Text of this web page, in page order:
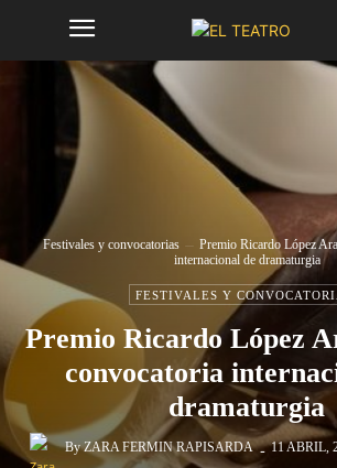
Festivales y convocatorias
Premio Ricardo López
internacional de dramaturgia
FESTIVALES Y
Premio Ricardo López
convocatoria
dramaturgia
By ZARA FERMIN RAPISARDA - 11 ABRIL,